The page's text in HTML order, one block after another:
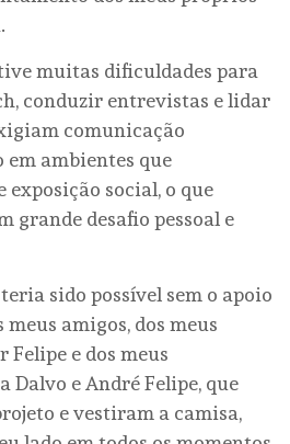
muitas dificuldades para
conduzir entrevistas e lidar
comunicação
em ambientes que
exposição social, o que
grande desafio pessoal e
sido possível sem o apoio
amigos, dos meus
e dos meus
Dalvo e André Felipe, que
e vestiram a camisa,